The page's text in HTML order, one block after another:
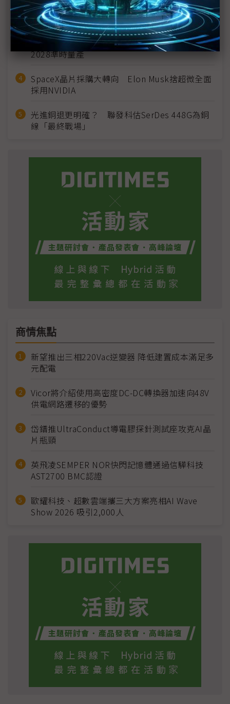
2027全年記憶體產能提前售罄 買家「祕而不
宣」只怕買不夠
英特爾EMIB良率達標 聯發科第2代ASIC產品
2028準時量產
SpaceX晶片採購大轉向 Elon Musk捨超微全面
採用NVIDIA
光進銅退更明確？ 聯發科估SerDes 448G為銅
線「最終戰場」
商情焦點
新望推出三相220Vac逆變器 降低建置成本滿足多
元配電
Vicor將介紹使用高密度DC-DC轉換器加速向48V
供電網路遷移的優勢
岱鐠推UltraConduct導電膠探針測試座攻克AI晶
片瓶頸
英飛凌SEMPER NOR快閃記憶體通過信驊科技
AST2700 BMC認證
歐耀科技、超數雲端攜三大方案亮相AI Wave
Show 2026 吸引2,000人